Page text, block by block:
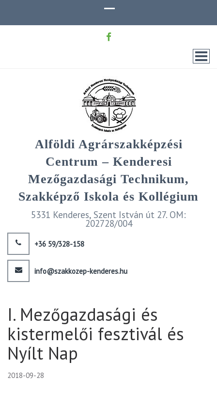
Alföldi Agrárszakképzési
Centrum – Kenderesi
Mezőgazdasági Technikum,
Szakképző Iskola és Kollégium
5331 Kenderes, Szent István út 27. OM:
202728/004
+36 59/328-158
info@szakkozep-kenderes.hu
I. Mezőgazdasági és
kistermelői fesztivál és
Nyílt Nap
2018-09-28